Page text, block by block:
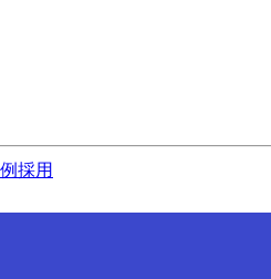
採用